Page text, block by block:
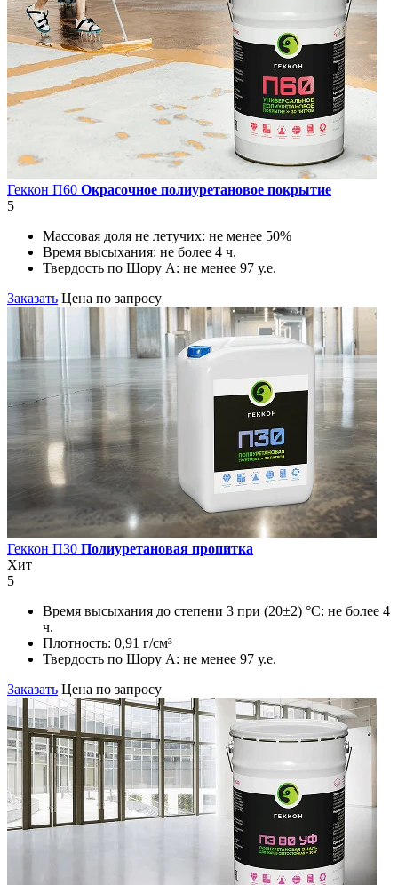
Геккон П60 Окрасочное полиуретановое покрытие
5
Массовая доля не летучих: не менее 50%
Время высыхания: не более 4 ч.
Твердость по Шору А: не менее 97 у.е.
Заказать Цена по запросу
Геккон П30 Полиуретановая пропитка
Хит
5
Время высыхания до степени 3 при (20±2) °С: не более 4
ч.
Плотность: 0,91 г/см³
Твердость по Шору А: не менее 97 у.е.
Заказать Цена по запросу